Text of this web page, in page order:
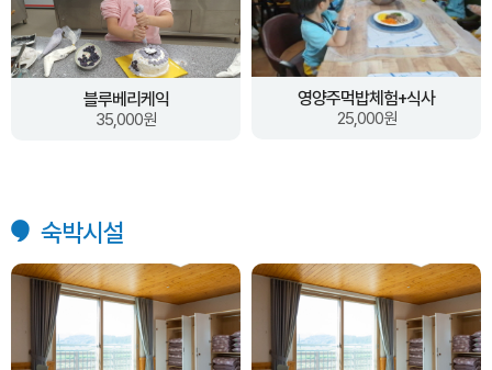
블루베리케익
35,000원
영양주먹밥체험+식사
25,000원
숙박시설